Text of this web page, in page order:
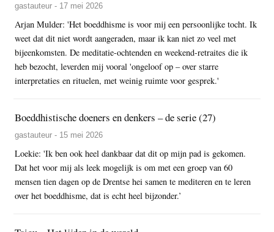
gastauteur - 17 mei 2026
Arjan Mulder: 'Het boeddhisme is voor mij een persoonlijke tocht. Ik
weet dat dit niet wordt aangeraden, maar ik kan niet zo veel met
bijeenkomsten. De meditatie-ochtenden en weekend-retraites die ik
heb bezocht, leverden mij vooral 'ongeloof op – over starre
interpretaties en rituelen, met weinig ruimte voor gesprek.'
Boeddhistische doeners en denkers – de serie (27)
gastauteur - 15 mei 2026
Loekie: 'Ik ben ook heel dankbaar dat dit op mijn pad is gekomen.
Dat het voor mij als leek mogelijk is om met een groep van 60
mensen tien dagen op de Drentse hei samen te mediteren en te leren
over het boeddhisme, dat is echt heel bijzonder.’